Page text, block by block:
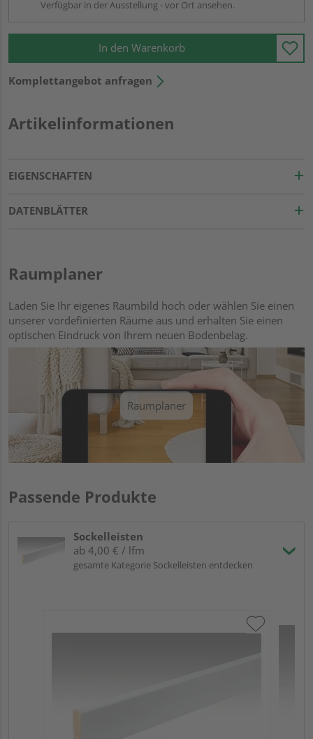
Verfügbar in der Ausstellung - vor Ort ansehen.
In den Warenkorb
Komplettangebot anfragen
Artikelinformationen
EIGENSCHAFTEN
DATENBLÄTTER
Raumplaner
Laden Sie Ihr eigenes Raumbild hoch oder wählen Sie einen
unserer vordefinierten Räume aus und erhalten Sie einen
optischen Eindruck von Ihrem neuen Bodenbelag.
Raumplaner
Passende Produkte
Sockelleisten
ab 4,00 € / lfm
gesamte Kategorie Sockelleisten entdecken